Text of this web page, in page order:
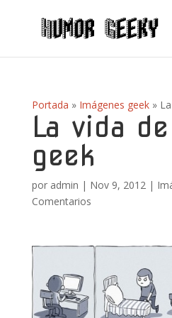
Portada » Imágenes geek»
La vida
geek
por admin | Nov 9, 2012|
Comentarios